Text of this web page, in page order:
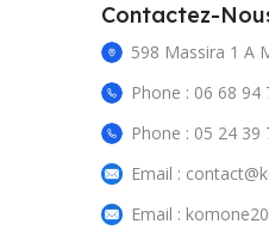
Contactez-
598 Massira 1 A
Phone : 06 68 94
Phone : 05 24 39
Email :
Email :